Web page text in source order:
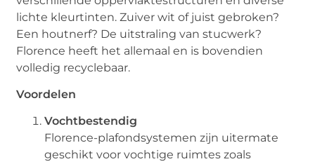
lichte kleurtinten. Zuiver wit of juist gebroken?
Een houtnerf? De uitstraling van stucwerk?
Florence heeft het allemaal en is bovendien
volledig recyclebaar.
Voordelen
Vochtbestendig
Florence-plafondsystemen zijn uitermate
geschikt voor vochtige ruimtes zoals